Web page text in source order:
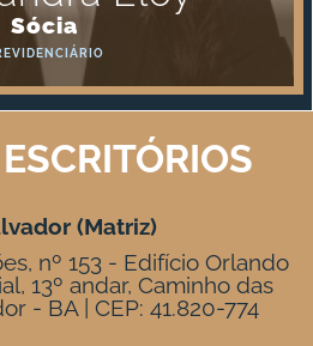
Sócia
(Matriz)
nº 153 - Edifício Orlando
13º andar, Caminho das
- BA | CEP: 41.820-774